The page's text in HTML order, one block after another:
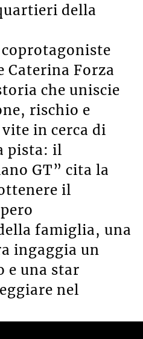
della
Caterina Forza
che uniscie
rischio e
in cerca di
pista: il
GT” cita la
il
famiglia, una
ingaggia un
e una star
nel